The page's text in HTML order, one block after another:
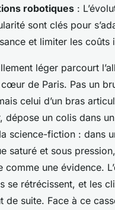
robotiques :
sont clés pour
et limiter les coûts
léger parcourt
de Paris. Pas un
celui d’un bras
dépose un colis dans
science-fiction : dans
saturé et sous
comme une évidence.
se rétrécissent, et les
de suite. Face à ce